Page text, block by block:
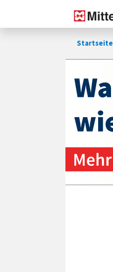
Startseite